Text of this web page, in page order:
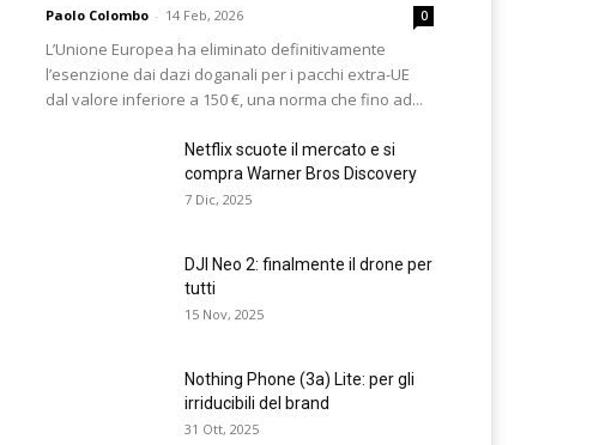
Paolo Colombo - 14 Feb, 2026 0
L’Unione Europea ha eliminato definitivamente
l’esenzione dai dazi doganali per i pacchi extra-UE
dal valore inferiore a 150 €, una norma che fino ad...
Netflix scuote il mercato e si
compra Warner Bros Discovery
7 Dic, 2025
DJI Neo 2: finalmente il drone per
tutti
15 Nov, 2025
Nothing Phone (3a) Lite: per gli
irriducibili del brand
31 Ott, 2025